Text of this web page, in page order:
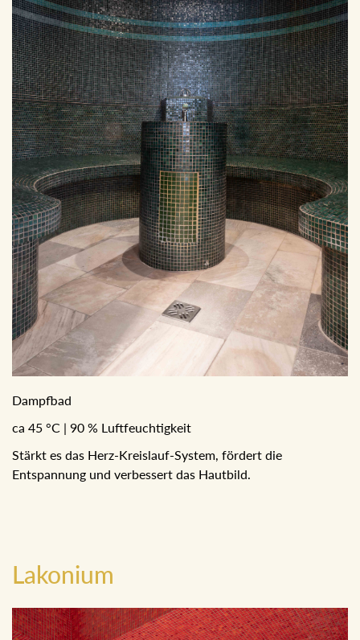
Dampfbad
ca 45 °C | 90 % Luftfeuchtigkeit
Stärkt es das Herz-Kreislauf-System, fördert die
Entspannung und verbessert das Hautbild.
Lakonium